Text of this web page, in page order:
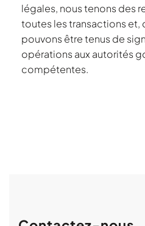
légales, nous tenons des
toutes les transactions et,
pouvons être tenus de
opérations aux autorités
compétentes.